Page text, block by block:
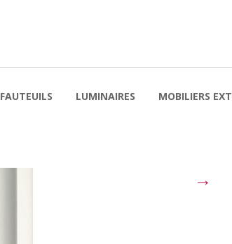
FAUTEUILS LUMINAIRES MOBILIERS
→